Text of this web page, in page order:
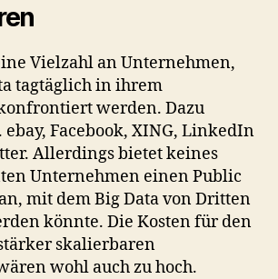
Vielzahl an Unternehmen,
tagtäglich in ihrem
werden. Dazu
ebay, Facebook, XING, LinkedIn
Allerdings bietet keines
Unternehmen einen Public
mit dem Big Data von Dritten
könnte. Die Kosten für den
skalierbaren
wohl auch zu hoch.